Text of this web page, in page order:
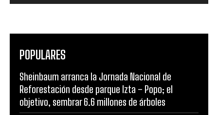
POPULARES
Sheinbaum arranca la Jornada Nacional de
Reforestación desde parque Izta – Popo; el
objetivo, sembrar 6.6 millones de árboles